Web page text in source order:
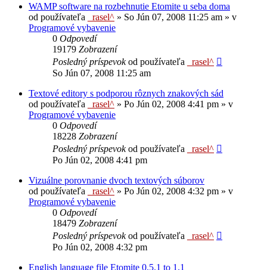
WAMP software na rozbehnutie Etomite u seba doma
od používateľa
_rasel^ » So Jún 07, 2008 11:25 am » v
Programové vybavenie
0 Odpovedí
19179 Zobrazení
Posledný príspevokod používateľa
_rasel^
So Jún 07, 2008 11:25 am
Textové editory s podporou rôznych znakových sád
od používateľa
_rasel^ » Po Jún 02, 2008 4:41 pm » v
Programové vybavenie
0 Odpovedí
18228 Zobrazení
Posledný príspevokod používateľa
_rasel^
Po Jún 02, 2008 4:41 pm
Vizuálne porovnanie dvoch textových súborov
od používateľa
_rasel^ » Po Jún 02, 2008 4:32 pm » v
Programové vybavenie
0 Odpovedí
18479 Zobrazení
Posledný príspevokod používateľa
_rasel^
Po Jún 02, 2008 4:32 pm
English language file Etomite 0.5.1 to 1.1